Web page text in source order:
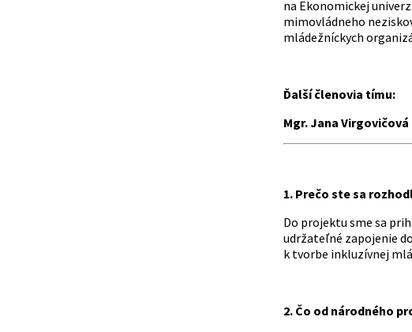
na Ekonomickej
mimovládneho
mládežníckych
Ďalší členovia tímu:
Mgr. Jana Virgovičová
1. Prečo ste sa
Do projektu sme sa
udržateľné zapojenie
k tvorbe inkluzívnej
2. Čo od národného